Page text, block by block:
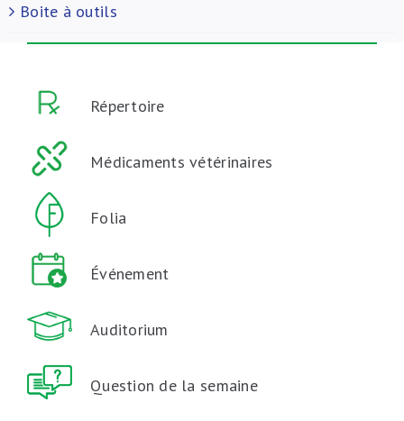
Boite à outils
Répertoire
Médicaments vétérinaires
Folia
Événement
Auditorium
Question de la semaine